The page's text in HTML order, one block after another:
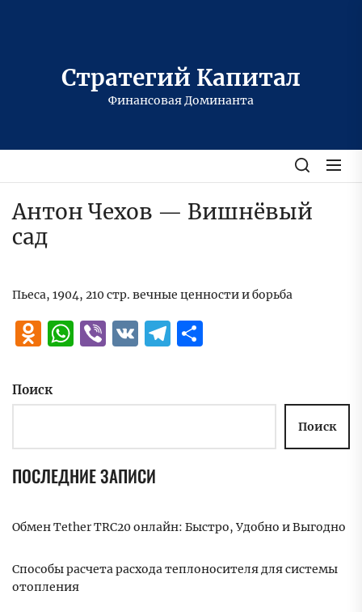
Стратегий Капитал
Финансовая Доминанта
Антон Чехов — Вишнёвый
сад
Пьеса, 1904, 210 стр. вечные ценности и борьба
Odnoklassniki
WhatsApp
Viber
VK Telegram
Поиск
Поиск
ПОСЛЕДНИЕ ЗАПИСИ
Обмен Tether TRC20 онлайн: Быстро, Удобно и Выгодно
Способы расчета расхода теплоносителя для системы
отопления